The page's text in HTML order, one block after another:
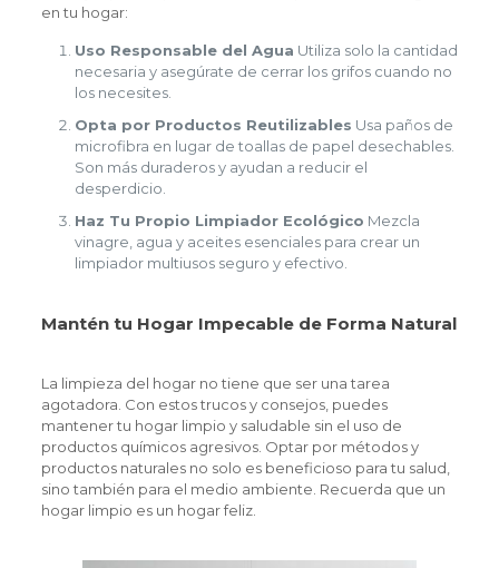
en tu hogar:
Uso Responsable del Agua Utiliza solo la cantidad
necesaria y asegúrate de cerrar los grifos cuando no
los necesites.
Opta por Productos Reutilizables Usa paños de
microfibra en lugar de toallas de papel desechables.
Son más duraderos y ayudan a reducir el
desperdicio.
Haz Tu Propio Limpiador Ecológico Mezcla
vinagre, agua y aceites esenciales para crear un
limpiador multiusos seguro y efectivo.
Mantén tu Hogar Impecable de Forma Natural
La limpieza del hogar no tiene que ser una tarea
agotadora. Con estos trucos y consejos, puedes
mantener tu hogar limpio y saludable sin el uso de
productos químicos agresivos. Optar por métodos y
productos naturales no solo es beneficioso para tu salud,
sino también para el medio ambiente. Recuerda que un
hogar limpio es un hogar feliz.